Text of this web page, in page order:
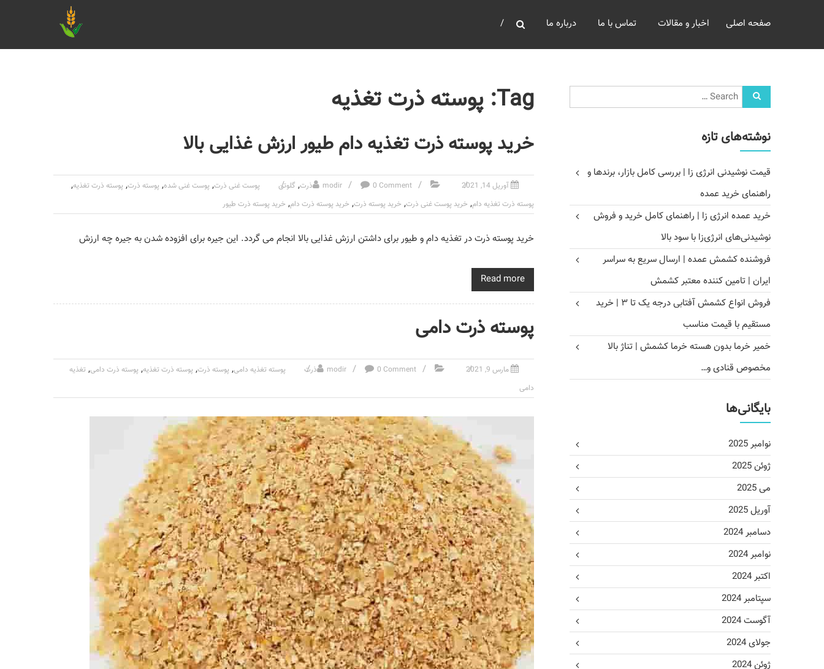
خرید
غلات
مومنی
صفحه اصلی اخبار و مقالات تماس با ما درباره ما
Tag: پوسته ذرت تغذیه
خرید پوسته ذرت تغذیه دام طیور ارزش غذایی بالا
آوریل 14, 2021 modir 0 Comment ذرت, گلوتن پوست غنی ذرت, پوست غنی شده, پوسته ذرت, پوسته ذرت تغذیه,
پوسته ذرت تغذیه دام, خرید پوست غنی ذرت, خرید پوسته ذرت, خرید پوسته ذرت دام, خرید پوسته ذرت طیور
خرید پوسته ذرت در تغذیه دام و طیور برای داشتن ارزش غذایی بالا انجام می گردد. این جیره برای افزوده شدن به جیره چه ارزش
Read more
پوسته ذرت دامی
مارس 9, 2021 modir 0 Comment ذرت پوسته تغذیه دامی, پوسته ذرت, پوسته ذرت تغذیه, پوسته ذرت دامی, تغذیه
دامی
نوشته‌های تازه
قیمت نوشیدنی انرژی زا | بررسی کامل بازار، برندها و
راهنمای خرید عمده
خرید عمده انرژی زا | راهنمای کامل خرید و فروش
نوشیدنی‌های انرژی‌زا با سود بالا
فروشنده کشمش عمده | ارسال سریع به سراسر
ایران | تامین کننده معتبر کشمش
فروش انواع کشمش آفتابی درجه یک تا ۳ | خرید
مستقیم با قیمت مناسب
خمیر خرما بدون هسته خرما کشمش | تناژ بالا
مخصوص قنادی و…
بایگانی‌ها
نوامبر 2025
ژوئن 2025
می 2025
آوریل 2025
دسامبر 2024
نوامبر 2024
اکتبر 2024
سپتامبر 2024
آگوست 2024
جولای 2024
ژوئن 2024